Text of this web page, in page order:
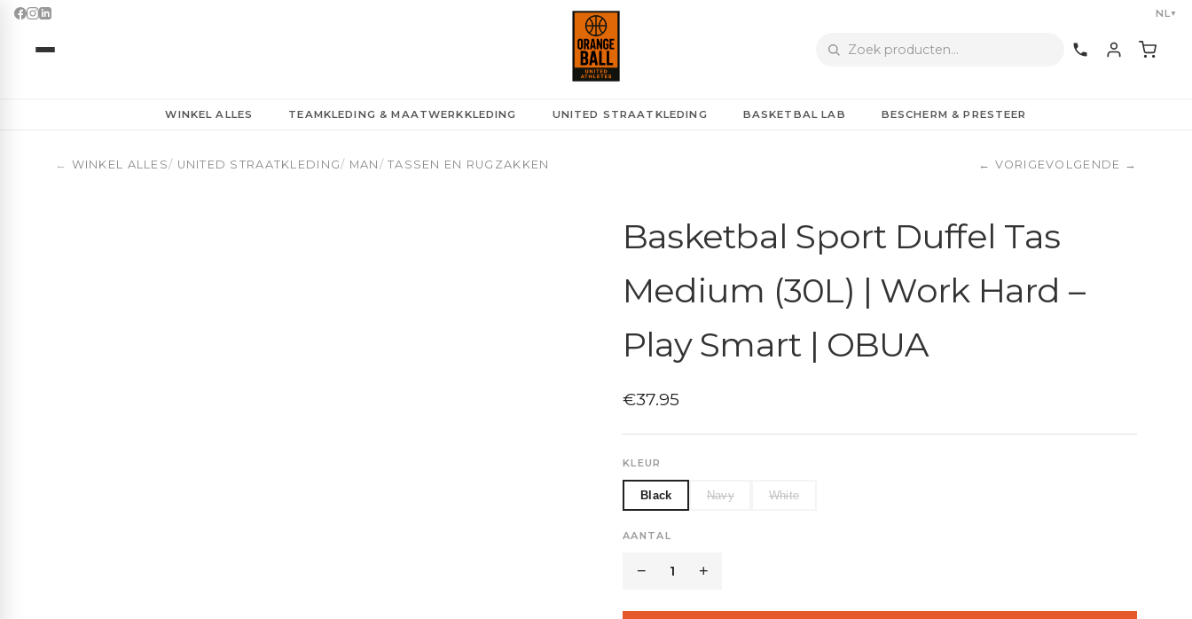
NL ▼
WINKEL ALLES TEAMKLEDING & MAATWERKKLEDING UNITED STRAATKLEDING BASKETBAL LAB BESCHERM & PRESTEER
← WINKEL ALLES/ UNITED STRAATKLEDING/ MAN /TASSEN EN RUGZAKKEN ← VORIGEVOLGENDE →
Basketbal Sport Duffel Tas
Medium (30L) | Work Hard –
Play Smart | OBUA
€37.95
KLEUR
Black Navy White
AANTAL
− 1 +
Basketbal Reistas 30L | OBUA